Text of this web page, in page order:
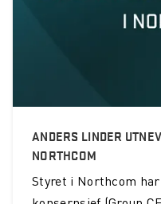
ANDERS LINDER
NORTHCOM
Styret i Northcom